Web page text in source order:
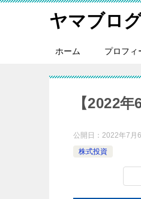
ヤマブロ
ホーム プロフィ
【2022
公開日： 2022年7月
株式投資